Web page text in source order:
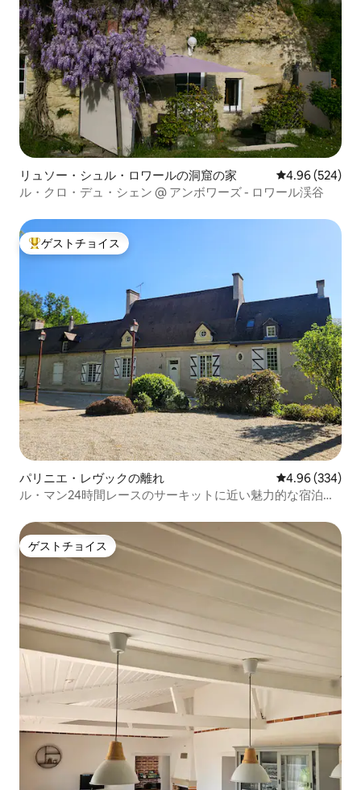
リュソー・シュル・ロワールの洞窟の家 レビュー524
4.96 (524)
ル・クロ・デュ・シェン @ アンボワーズ - ロワール渓谷
大好評のゲストチョイスです。
ゲストチョイス
パリニエ・レヴックの離れ レビュー334
4.96 (334)
ル・マン24時間レースのサーキットに近い魅力的な宿泊施
ゲストチョイス
ゲストチョイス